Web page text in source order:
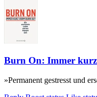
Burn On: Immer
»Permanent gestresst und